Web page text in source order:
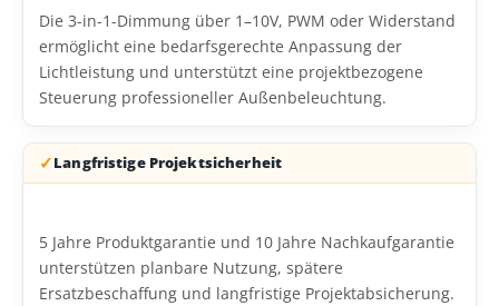
Die 3-in-1-Dimmung über 1–10V, PWM oder Widerstand
ermöglicht eine bedarfsgerechte Anpassung der
Lichtleistung und unterstützt eine projektbezogene
Steuerung professioneller Außenbeleuchtung.
Langfristige Projektsicherheit
5 Jahre Produktgarantie und 10 Jahre Nachkaufgarantie
unterstützen planbare Nutzung, spätere
Ersatzbeschaffung und langfristige Projektabsicherung.